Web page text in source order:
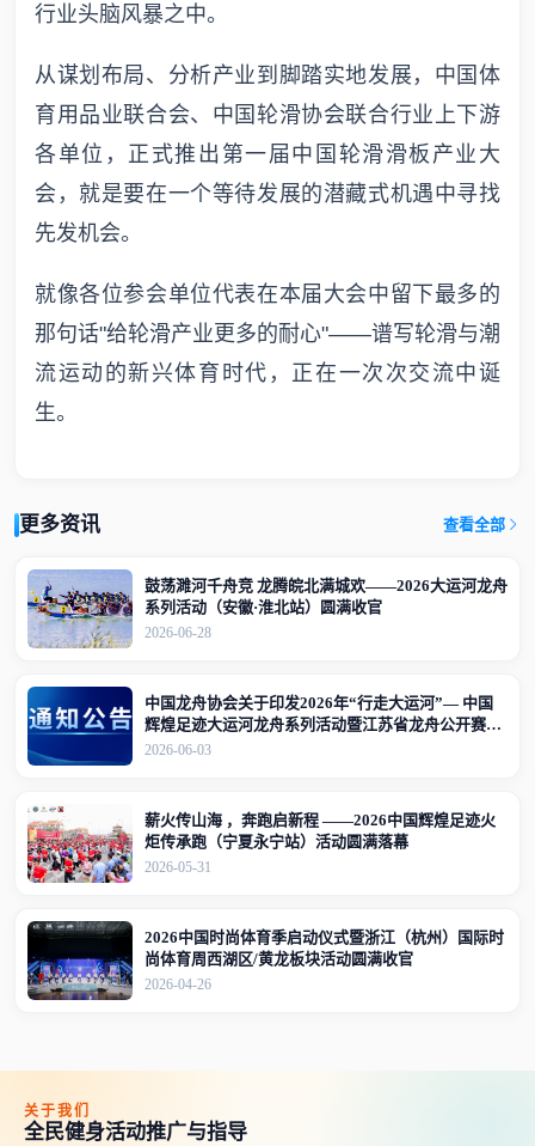
行业头脑风暴之中。
从谋划布局、分析产业到脚踏实地发展，中国体
育用品业联合会、中国轮滑协会联合行业上下游
各单位，正式推出第一届中国轮滑滑板产业大
会，就是要在一个等待发展的潜藏式机遇中寻找
先发机会。
就像各位参会单位代表在本届大会中留下最多的
那句话"给轮滑产业更多的耐心"——谱写轮滑与潮
流运动的新兴体育时代，正在一次次交流中诞
生。
更多资讯 查看全部
鼓荡濉河千舟竞 龙腾皖北满城欢——2026大运河龙舟
系列活动（安徽·淮北站）圆满收官
2026-06-28
中国龙舟协会关于印发2026年“行走大运河”— 中国
辉煌足迹大运河龙舟系列活动暨江苏省龙舟公开赛
（江苏·宜兴站）竞赛规程的通知
2026-06-03
薪火传山海 ，奔跑启新程 ——2026中国辉煌足迹火
炬传承跑（宁夏永宁站）活动圆满落幕
2026-05-31
2026中国时尚体育季启动仪式暨浙江（杭州）国际时
尚体育周西湖区/黄龙板块活动圆满收官
2026-04-26
关于我们
全民健身活动推广与指导